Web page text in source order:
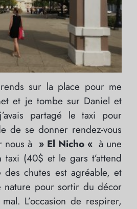
sur la place pour me
et je tombe sur Daniel et
partagé le taxi pour
de se donner rendez-vous
à » El Nicho « à une
(40$ et le gars t’attend
chutes est agréable, et
nature pour sortir du décor
L’occasion de respirer,